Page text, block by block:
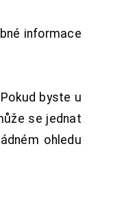
informace
byste u
se jednat
ohledu